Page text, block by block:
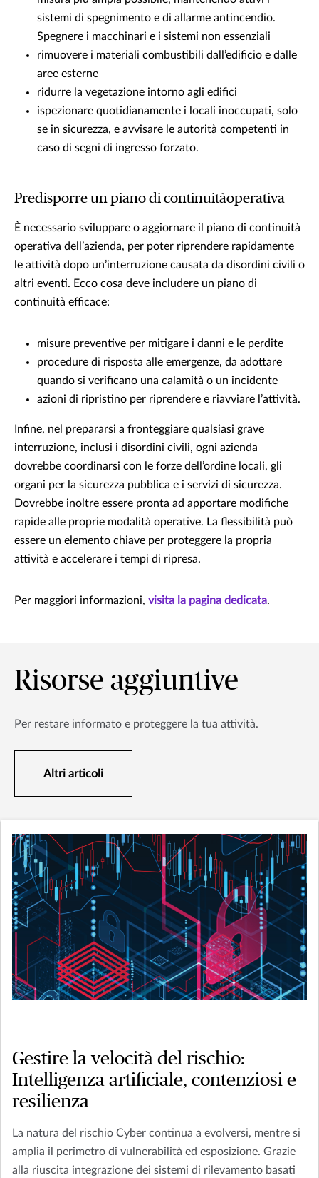
sistemi di spegnimento e di allarme antincendio.
Spegnere i macchinari e i sistemi non essenziali
rimuovere i materiali combustibili dall’edificio e dalle
aree esterne
ridurre la vegetazione intorno agli edifici
ispezionare quotidianamente i locali inoccupati, solo
se in sicurezza, e avvisare le autorità competenti in
caso di segni di ingresso forzato.
Predisporre un piano di continuitàoperativa
È necessario sviluppare o aggiornare il piano di continuità
operativa dell’azienda, per poter riprendere rapidamente
le attività dopo un’interruzione causata da disordini civili o
altri eventi. Ecco cosa deve includere un piano di
continuità efficace:
misure preventive per mitigare i danni e le perdite
procedure di risposta alle emergenze, da adottare
quando si verificano una calamità o un incidente
azioni di ripristino per riprendere e riavviare l’attività.
Infine, nel prepararsi a fronteggiare qualsiasi grave
interruzione, inclusi i disordini civili, ogni azienda
dovrebbe coordinarsi con le forze dell’ordine locali, gli
organi per la sicurezza pubblica e i servizi di sicurezza.
Dovrebbe inoltre essere pronta ad apportare modifiche
rapide alle proprie modalità operative. La flessibilità può
essere un elemento chiave per proteggere la propria
attività e accelerare i tempi di ripresa.
Per maggiori informazioni, visita la pagina dedicata.
Risorse aggiuntive
Per restare informato e proteggere la tua attività.
Altri articoli
Gestire la velocità del rischio:
Intelligenza artificiale, contenziosi e
resilienza
La natura del rischio Cyber continua a evolversi, mentre si
amplia il perimetro di vulnerabilità ed esposizione. Grazie
alla riuscita integrazione dei sistemi di rilevamento basati